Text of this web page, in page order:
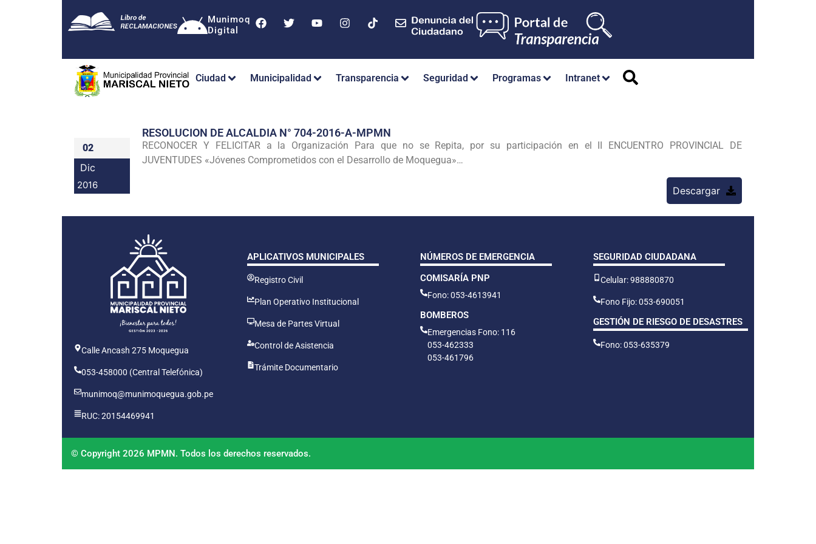
Munimoq
Digital
Ciudad Municipalidad Transparencia Seguridad Programas Intranet
02
Dic
2016
RESOLUCION DE ALCALDIA N° 704-2016-A-MPMN
RECONOCER Y FELICITAR a la Organización Para que no se Repita, por su participación en el II ENCUENTRO PROVINCIAL DE
JUVENTUDES «Jóvenes Comprometidos con el Desarrollo de Moquegua»…
Descargar
Calle Ancash 275 Moquegua
053-458000 (Central Telefónica)
munimoq@munimoquegua.gob.pe
RUC: 20154469941
APLICATIVOS MUNICIPALES
Registro Civil
Plan Operativo Institucional
Mesa de Partes Virtual
Control de Asistencia
Trámite Documentario
NÚMEROS DE EMERGENCIA
COMISARÍA PNP
Fono: 053-4613941
BOMBEROS
Emergencias Fono: 116
053-462333
053-461796
SEGURIDAD CIUDADANA
Celular: 988880870
Fono Fijo: 053-690051
GESTIÓN DE RIESGO DE DESASTRES
Fono: 053-635379
© Copyright 2026 MPMN. Todos los derechos reservados.